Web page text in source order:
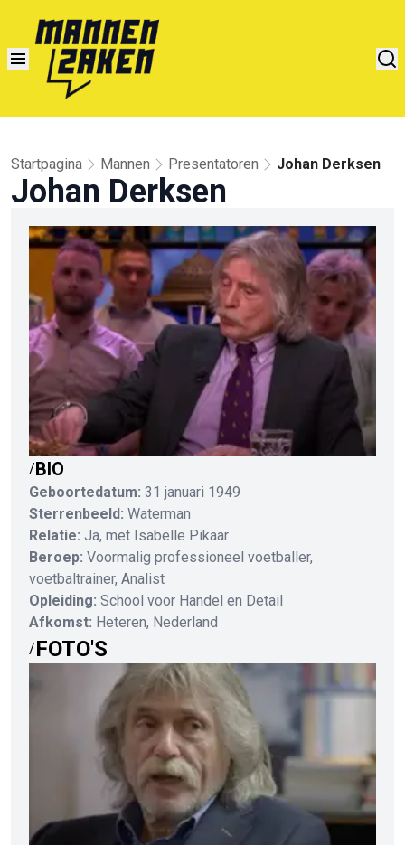
Startpagina Mannen Presentatoren Johan Derksen
Johan Derksen
/BIO
Geboortedatum: 31 januari 1949
Sterrenbeeld: Waterman
Relatie: Ja, met Isabelle Pikaar
Beroep: Voormalig professioneel voetballer,
voetbaltrainer, Analist
Opleiding: School voor Handel en Detail
Afkomst: Heteren, Nederland
/FOTO'S